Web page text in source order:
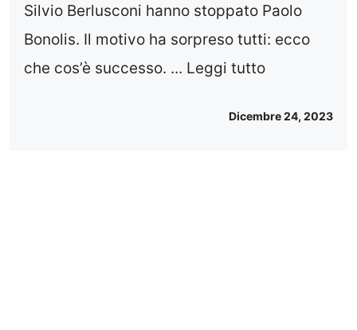
Silvio Berlusconi hanno stoppato Paolo
Bonolis. Il motivo ha sorpreso tutti: ecco
che cos’è successo. ... Leggi tutto
Dicembre 24, 2023